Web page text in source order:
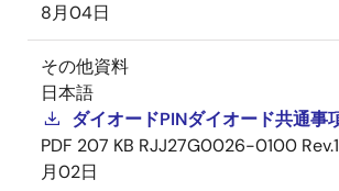
8月04日
その他資料
日本語
ダイオードPINダイオード共通事
PDF 207 KB RJJ27G0026-0100
月02日